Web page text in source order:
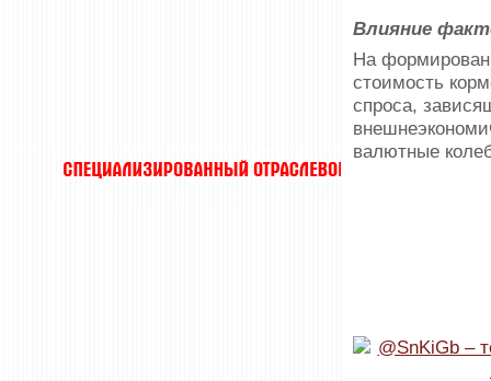
Влияние
На
стоимость
спроса,
валютные